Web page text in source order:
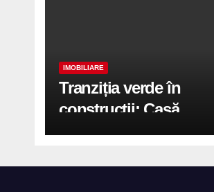
IMOBILIARE
Tranziția verde în
construcții: Casă
modernă cu structură